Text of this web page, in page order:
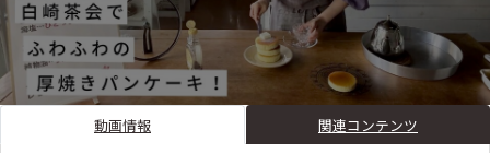
動画情報 関連コンテンツ